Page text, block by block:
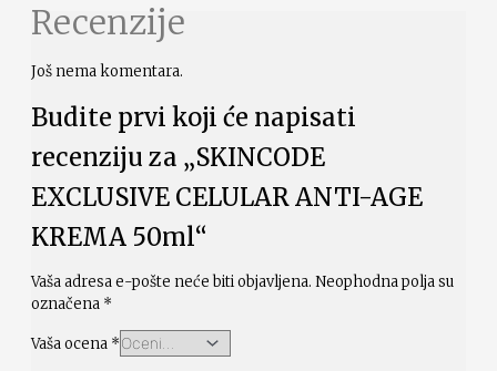
Recenzije
Još nema komentara.
Budite prvi koji će napisati
recenziju za „SKINCODE
EXCLUSIVE CELULAR ANTI-AGE
KREMA 50ml“
Vaša adresa e-pošte neće biti objavljena. Neophodna polja su
označena *
Vaša ocena *